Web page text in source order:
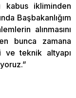
kabus ikliminden
Başbakanlığım
alınmasını
bunca zamana
teknik altyapı